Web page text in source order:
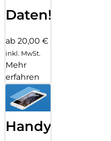
Daten!
ab 20,00 €
inkl. MwSt.
Mehr
erfahren
Handy